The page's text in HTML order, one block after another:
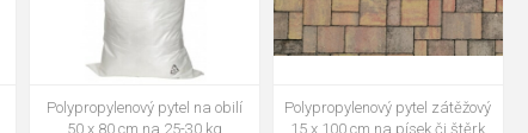
Polypropylenový pytel na obilí
50 x 80 cm na 25-30 kg
Polypropylenový pytel zátěžový
15 x 100 cm na písek či štěrk